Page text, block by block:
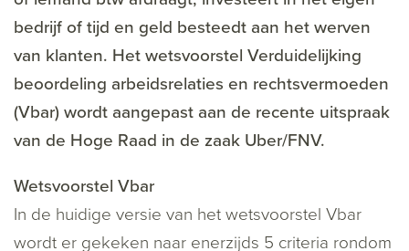
bedrijf of tijd en geld besteedt aan het werven
van klanten. Het wetsvoorstel Verduidelijking
beoordeling arbeidsrelaties en rechtsvermoeden
(Vbar) wordt aangepast aan de recente uitspraak
van de Hoge Raad in de zaak Uber/FNV.
Wetsvoorstel Vbar
In de huidige versie van het wetsvoorstel Vbar
wordt er gekeken naar enerzijds 5 criteria rondom